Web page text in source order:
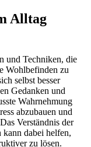
Alltag
und Techniken, die
Wohlbefinden zu
selbst besser
Gedanken und
Wahrnehmung
abzubauen und
Verständnis der
dabei helfen,
zu lösen.